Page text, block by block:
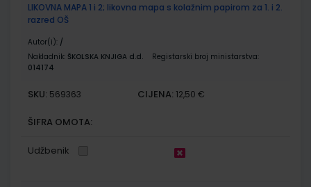
LIKOVNA MAPA 1 i 2; likovna mapa s kolažnim papirom za 1. i 2.
razred OŠ
Autor(i): /
Nakladnik: ŠKOLSKA KNJIGA d.d.
Registarski broj ministarstva:
014174
SKU: 569363 CIJENA: 12,50 €
ŠIFRA OMOTA:
Udžbenik